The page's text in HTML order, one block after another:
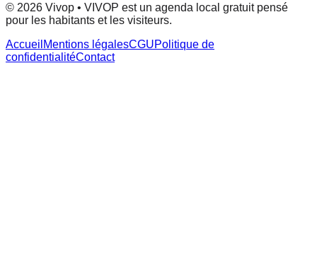
© 2026 Vivop • VIVOP est un agenda local gratuit pensé
pour les habitants et les visiteurs.
Accueil Mentions légalesCGUPolitique de
confidentialitéContact